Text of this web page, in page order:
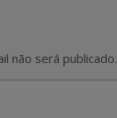
não será publicado.